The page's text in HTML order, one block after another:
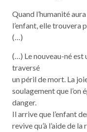
Quand l’humanité
l’enfant, elle trouvera
(…)
(…) Le nouveau-né est
traversé
un péril de mort. La
soulagement que l’on
danger.
Il arrive que l’enfant
revive qu’à l’aide de